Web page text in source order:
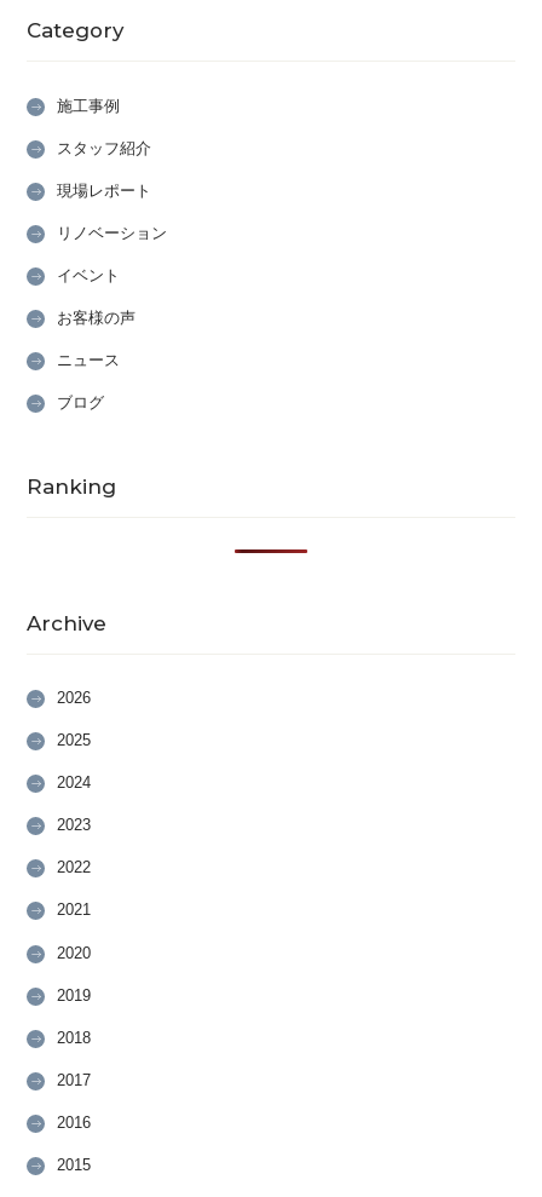
Category
施工事例
スタッフ紹介
現場レポート
リノベーション
イベント
お客様の声
ニュース
ブログ
Ranking
Archive
2026
2025
2024
2023
2022
2021
2020
2019
2018
2017
2016
2015